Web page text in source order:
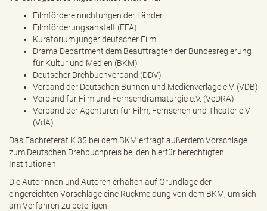
Filmfördereinrichtungen der Länder
Filmförderungsanstalt (FFA)
Kuratorium junger deutscher Film
Drama Department dem Beauftragten der Bundesregierung
für Kultur und Medien (BKM)
Deutscher Drehbuchverband (DDV)
Verband der Deutschen Bühnen und Medienverlage e.V. (VDB)
Verband für Film und Fernsehdramaturgie e.V. (VeDRA)
Verband der Agenturen für Film, Fernsehen und Theater e.V.
(VdA)
Das Fachreferat K 35 bei dem BKM erfragt außerdem Vorschläge
zum Deutschen Drehbuchpreis bei den hierfür berechtigten
Institutionen.
Die Autorinnen und Autoren erhalten auf Grundlage der
eingereichten Vorschläge eine Rückmeldung von dem BKM, um sich
am Verfahren zu beteiligen.